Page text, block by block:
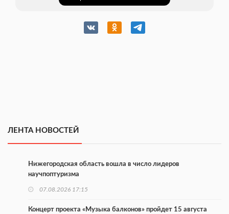
ЛЕНТА НОВОСТЕЙ
Нижегородская область вошла в число лидеров
научпоптуризма
07.08.2026 17:15
Концерт проекта «Музыка балконов» пройдет 15 августа